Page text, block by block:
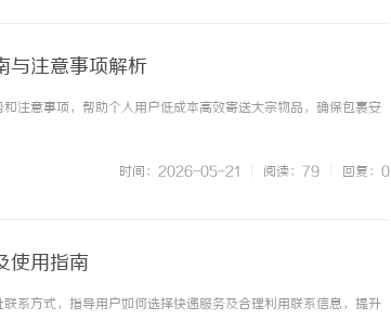
与注意事项解析
注意事项，帮助个人用户低成本高效寄送大宗物品，确保包裹安
时间：2026-05-21 阅读：79 回复：0
使用指南
系方式，指导用户如何选择快递服务及合理利用联系信息，提升